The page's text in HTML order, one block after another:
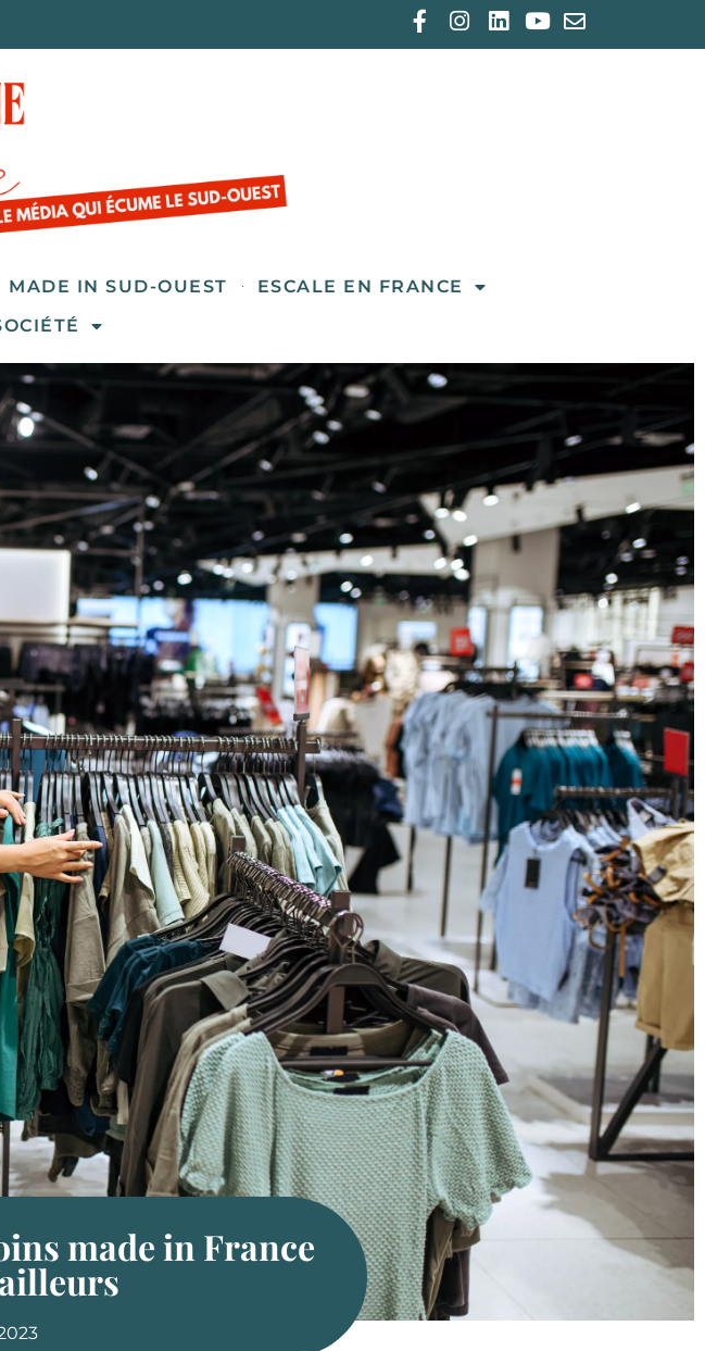
MADE IN SUD-OUEST
ESCALE EN FRANCE
made in France